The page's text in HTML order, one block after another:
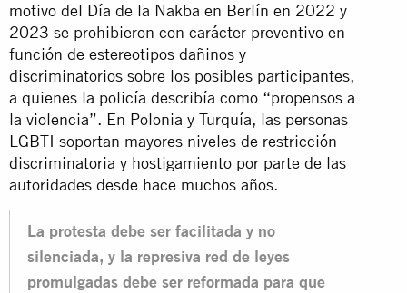
motivo del Día de la Nakba en Berlín en 2022 y
2023 se prohibieron con carácter preventivo en
función de estereotipos dañinos y
discriminatorios sobre los posibles participantes,
a quienes la policía describía como “propensos a
la violencia”. En Polonia y Turquía, las personas
LGBTI soportan mayores niveles de restricción
discriminatoria y hostigamiento por parte de las
autoridades desde hace muchos años.
La protesta debe ser facilitada y no
silenciada, y la represiva red de leyes
promulgadas debe ser reformada para que